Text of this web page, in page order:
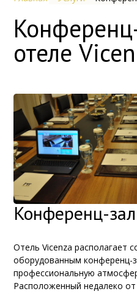
отеле
Конференц-зал
Отель Vicenza располагает
оборудованным
профессиональную
Расположенный недалеко от